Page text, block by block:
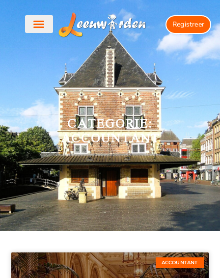
Registreer
CATEGORIE:
ACCOUNTANT
ACCOUNTANT